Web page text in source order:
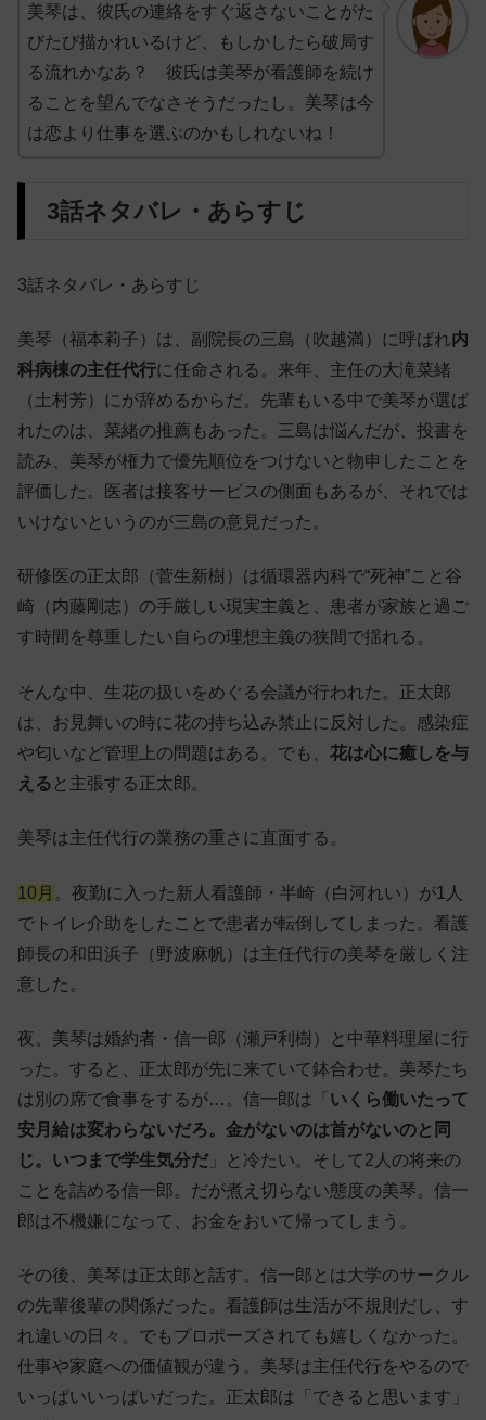
美琴は、彼氏の連絡をすぐ返さないことがた
びたび描かれいるけど、もしかしたら破局す
る流れかなあ？ 彼氏は美琴が看護師を続け
ることを望んでなさそうだったし。美琴は今
は恋より仕事を選ぶのかもしれないね！
3話ネタバレ・あらすじ
3話ネタバレ・あらすじ
美琴（福本莉子）は、副院長の三島（吹越満）に呼ばれ内
科病棟の主任代行に任命される。来年、主任の大滝菜緒
（土村芳）にが辞めるからだ。先輩もいる中で美琴が選ば
れたのは、菜緒の推薦もあった。三島は悩んだが、投書を
読み、美琴が権力で優先順位をつけないと物申したことを
評価した。医者は接客サービスの側面もあるが、それでは
いけないというのが三島の意見だった。
研修医の正太郎（菅生新樹）は循環器内科で“死神”こと谷
崎（内藤剛志）の手厳しい現実主義と、患者が家族と過ご
す時間を尊重したい自らの理想主義の狭間で揺れる。
そんな中、生花の扱いをめぐる会議が行われた。正太郎
は、お見舞いの時に花の持ち込み禁止に反対した。感染症
や匂いなど管理上の問題はある。でも、 花は心に癒しを与
える と主張する正太郎。
美琴は主任代行の業務の重さに直面する。
10月 。夜勤に入った新人看護師・半崎（白河れい）が1人
でトイレ介助をしたことで患者が転倒してしまった。看護
師長の和田浜子（野波麻帆）は主任代行の美琴を厳しく注
意した。
夜。美琴は婚約者・信一郎（瀬戸利樹）と中華料理屋に行
った。すると、正太郎が先に来ていて鉢合わせ。美琴たち
は別の席で食事をするが…。信一郎は「 いくら働いたって
安月給は変わらないだろ。金がないのは首がないのと同
じ。いつまで学生気分だ 」と冷たい。そして2人の将来の
ことを詰める信一郎。だが煮え切らない態度の美琴。信一
郎は不機嫌になって、お金をおいて帰ってしまう。
その後、美琴は正太郎と話す。信一郎とは大学のサークル
の先輩後輩の関係だった。看護師は生活が不規則だし、す
れ違いの日々。でもプロポーズされても嬉しくなかった。
仕事や家庭への価値観が違う。美琴は主任代行をやるので
いっぱいいっぱいだった。正太郎は「できると思います」